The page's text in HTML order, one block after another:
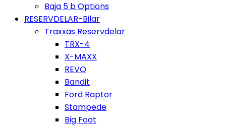
Baja 5 b Options
RESERVDELAR-Bilar
Traxxas Reservdelar
TRX-4
X-MAXX
REVO
Bandit
Ford Raptor
Stampede
Big Foot